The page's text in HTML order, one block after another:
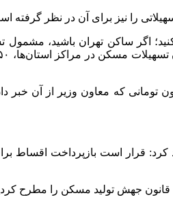
را نیز برای آن در نظر گرفته
که درباره تسهیلات نهضت ملی مسکن وجود دارد، میزان اقساط آن است که ارقام متنوعی برای آن نام برده می‌شود؛ از
مسکن، بیان کرد: ما از روز اولی که قانون جهش تولید مسکن